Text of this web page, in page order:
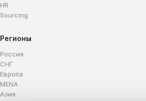
HR
Sourcing
Регионы
Россия
СНГ
Европа
MENA
Азия